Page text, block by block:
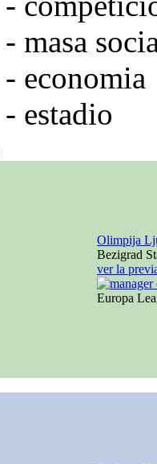
Olimpija
Bezigrad
ver la
Europa